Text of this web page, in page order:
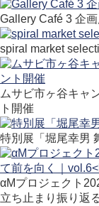
Gallery Café 3 企
spiral market
ムサビ市ヶ谷キャ
ト開催
特別展「堀尾幸男
αMプロジェクト
立ち止まり振り返